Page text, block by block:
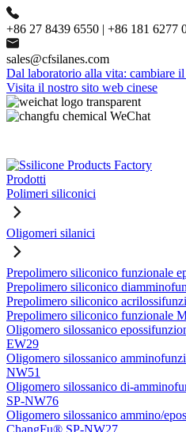
+86 27 8439 6550 | +86 181 6277
sales@cfsilanes.com
Dal laboratorio alla vita: cambiare
Visita il nostro sito web cinese
Prodotti
Polimeri siliconici
Oligomeri silanici
Prepolimero siliconico funzionale
Prepolimero siliconico
Prepolimero siliconico
Prepolimero siliconico funzionale
Oligomero silossanico
EW29
Oligomero silossanico
NW51
Oligomero silossanico di-
SP-NW76
Oligomero silossanico ammino/
ChangFu® SP-NW27